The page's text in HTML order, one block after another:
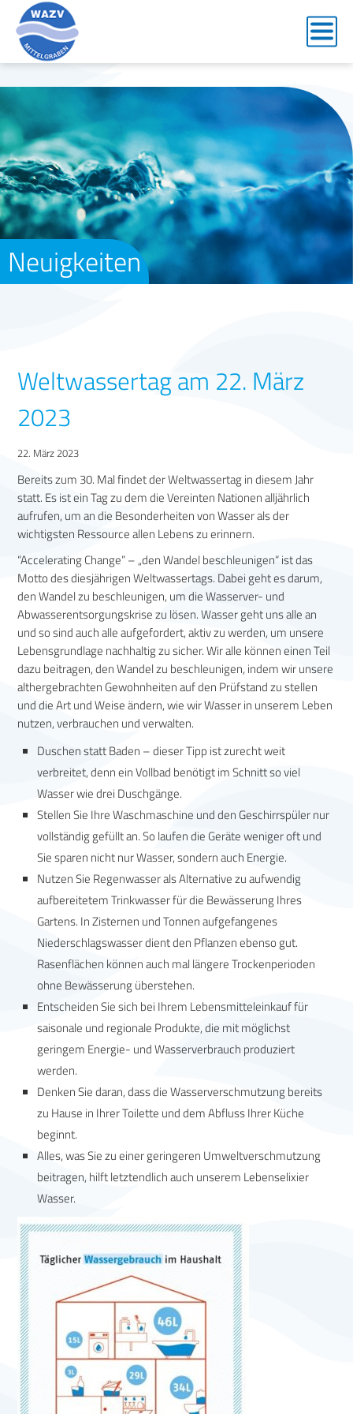
Neuigkeiten
Weltwassertag am 22. März
2023
22. März 2023
Bereits zum 30. Mal findet der Weltwassertag in diesem Jahr
statt. Es ist ein Tag zu dem die Vereinten Nationen alljährlich
aufrufen, um an die Besonderheiten von Wasser als der
wichtigsten Ressource allen Lebens zu erinnern.
“Accelerating Change” – „den Wandel beschleunigen“ ist das
Motto des diesjährigen Weltwassertags. Dabei geht es darum,
den Wandel zu beschleunigen, um die Wasserver- und
Abwasserentsorgungskrise zu lösen. Wasser geht uns alle an
und so sind auch alle aufgefordert, aktiv zu werden, um unsere
Lebensgrundlage nachhaltig zu sicher. Wir alle können einen Teil
dazu beitragen, den Wandel zu beschleunigen, indem wir unsere
althergebrachten Gewohnheiten auf den Prüfstand zu stellen
und die Art und Weise ändern, wie wir Wasser in unserem Leben
nutzen, verbrauchen und verwalten.
Duschen statt Baden – dieser Tipp ist zurecht weit
verbreitet, denn ein Vollbad benötigt im Schnitt so viel
Wasser wie drei Duschgänge.
Stellen Sie Ihre Waschmaschine und den Geschirrspüler nur
vollständig gefüllt an. So laufen die Geräte weniger oft und
Sie sparen nicht nur Wasser, sondern auch Energie.
Nutzen Sie Regenwasser als Alternative zu aufwendig
aufbereitetem Trinkwasser für die Bewässerung Ihres
Gartens. In Zisternen und Tonnen aufgefangenes
Niederschlagswasser dient den Pflanzen ebenso gut.
Rasenflächen können auch mal längere Trockenperioden
ohne Bewässerung überstehen.
Entscheiden Sie sich bei Ihrem Lebensmitteleinkauf für
saisonale und regionale Produkte, die mit möglichst
geringem Energie- und Wasserverbrauch produziert
werden.
Denken Sie daran, dass die Wasserverschmutzung bereits
zu Hause in Ihrer Toilette und dem Abfluss Ihrer Küche
beginnt.
Alles, was Sie zu einer geringeren Umweltverschmutzung
beitragen, hilft letztendlich auch unserem Lebenselixier
Wasser.